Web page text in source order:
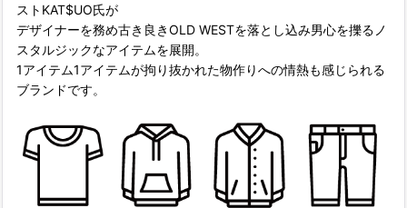
ストKAT$UO氏が
デザイナーを務め古き良きOLD WESTを落とし込み男心を擽るノ
スタルジックなアイテムを展開。
1アイテム1アイテムが拘り抜かれた物作りへの情熱も感じられる
ブランドです。